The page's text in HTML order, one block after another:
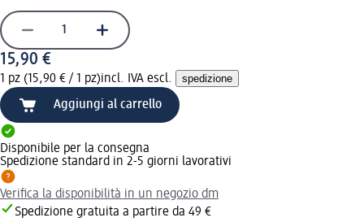
15,90 €
1 pz (15,90 € / 1 pz)incl. IVA escl. spedizione
Aggiungi al carrello
Disponibile per la consegna
Spedizione standard in 2-5 giorni lavorativi
Verifica la disponibilità in un negozio dm
Spedizione gratuita a partire da 49 €